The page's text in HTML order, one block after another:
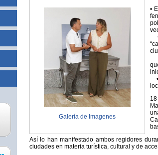
Galería de Imagenes
•
•
•
•
Así lo han manifestado ambos regidores
ciudades en materia turística, cultural y de